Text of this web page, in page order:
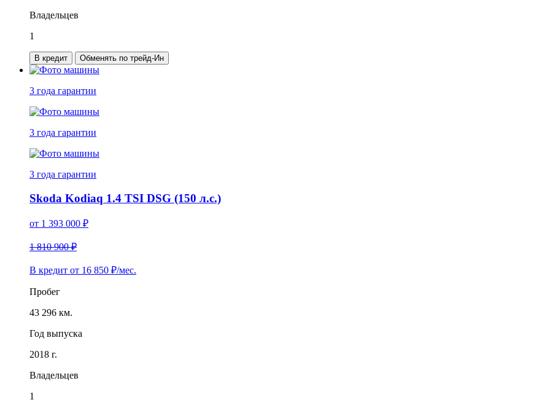
Владельцев
1
В кредит Обменять по трейд-Ин
3 года гарантии
3 года гарантии
3 года гарантии
Skoda Kodiaq 1.4 TSI DSG (150 л.с.)
от 1 393 000 ₽
1 810 900 ₽
В кредит от 16 850 ₽/мес.
Пробег
43 296 км.
Год выпуска
2018 г.
Владельцев
1